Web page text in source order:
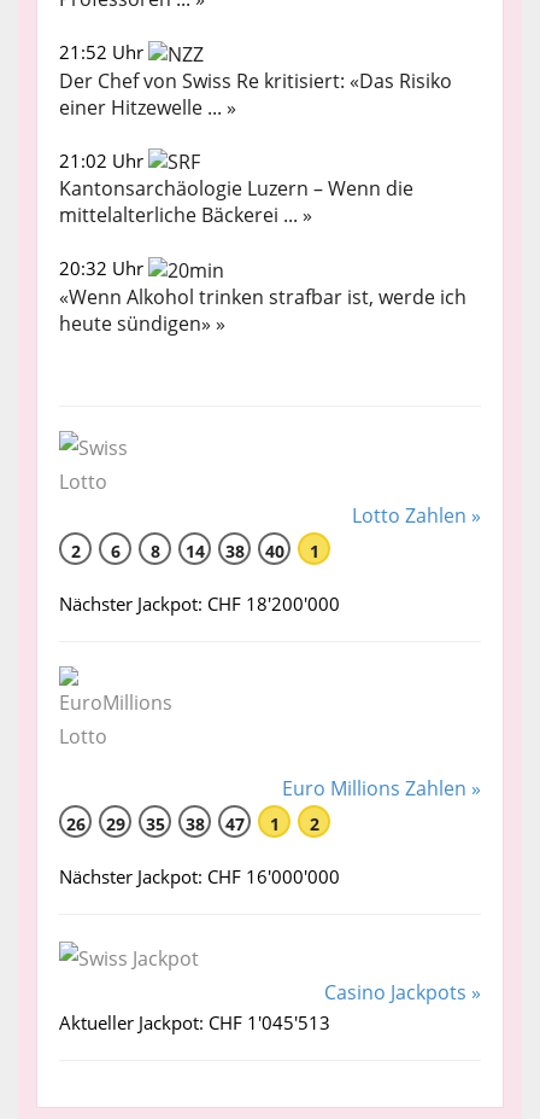
21:52 Uhr
Der Chef von Swiss Re kritisiert: «Das Risiko
einer Hitzewelle ... »
21:02 Uhr
Kantonsarchäologie Luzern – Wenn die
mittelalterliche Bäckerei ... »
20:32 Uhr
«Wenn Alkohol trinken strafbar ist, werde ich
heute sündigen» »
Lotto Zahlen »
2 6 8 14 38 40 1
Nächster Jackpot: CHF 18'200'000
Euro Millions Zahlen »
26 29 35 38 47 1 2
Nächster Jackpot: CHF 16'000'000
Casino Jackpots »
Aktueller Jackpot: CHF 1'045'513